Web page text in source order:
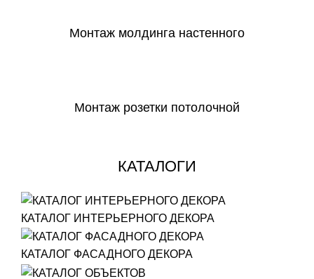
Монтаж молдинга настенного
Монтаж розетки потолочной
КАТАЛОГИ
КАТАЛОГ ИНТЕРЬЕРНОГО ДЕКОРА
КАТАЛОГ ФАСАДНОГО ДЕКОРА